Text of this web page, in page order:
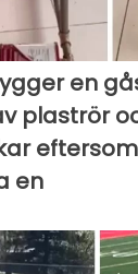
en
plaströr
en